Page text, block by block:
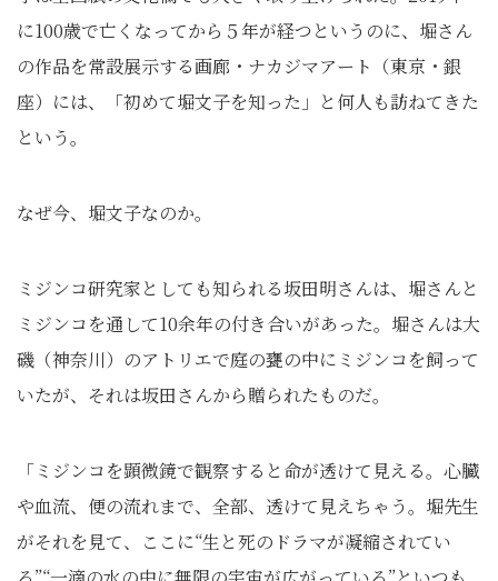
に100歳で亡くなってから５年が経つというのに、堀さん
の作品を常設展示する画廊・ナカジマアート（東京・銀
座）には、「初めて堀文子を知った」と何人も訪ねてきた
という。
なぜ今、堀文子なのか。
ミジンコ研究家としても知られる坂田明さんは、堀さんと
ミジンコを通して10余年の付き合いがあった。堀さんは大
磯（神奈川）のアトリエで庭の甕の中にミジンコを飼って
いたが、それは坂田さんから贈られたものだ。
「ミジンコを顕微鏡で観察すると命が透けて見える。心臓
や血流、便の流れまで、全部、透けて見えちゃう。堀先生
がそれを見て、ここに“生と死のドラマが凝縮されてい